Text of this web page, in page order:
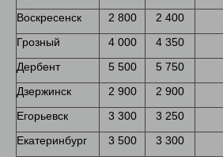
Воскресенск
2 800 2 400
Грозный
4 000 4 350
Дербент
5 500 5 750
Дзержинск
2 900 2 900
Егорьевск
3 300 3 250
Екатеринбург
3 500 3 300